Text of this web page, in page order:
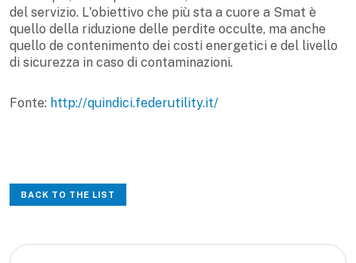
del servizio. L'obiettivo che più sta a cuore a Smat è
quello della riduzione delle perdite occulte, ma anche
quello de contenimento dei costi energetici e del livello
di sicurezza in caso di contaminazioni.
Fonte: http://quindici.federutility.it/
BACK TO THE LIST